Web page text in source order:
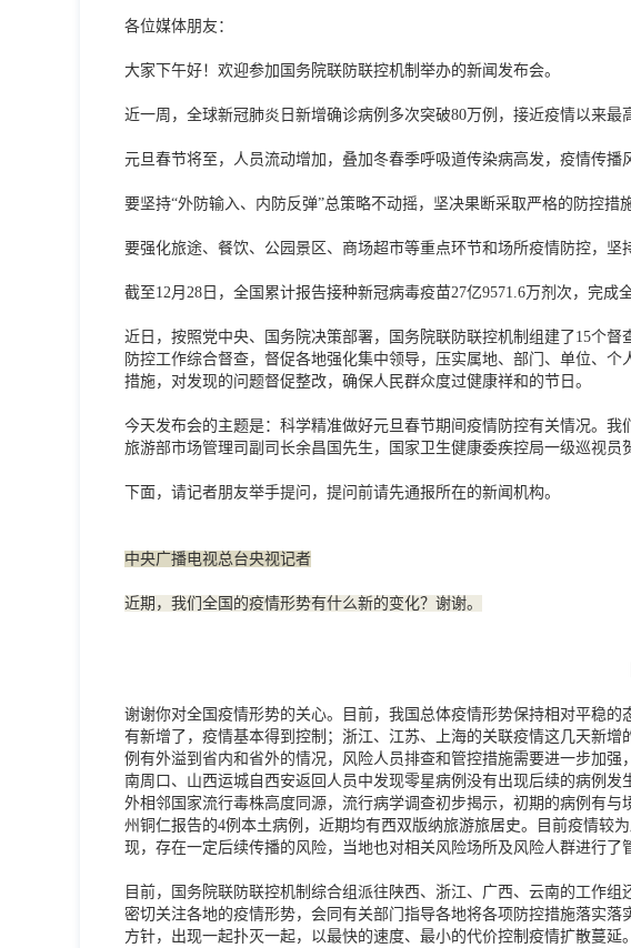
各位媒体朋友：
大家下午好！欢迎参加国务院联防联控机制举办的新闻发布会。
近一周，全球新冠肺炎日新增确诊病例多次突破80万例，接近疫情以来
元旦春节将至，人员流动增加，叠加冬春季呼吸道传染病高发，疫情传播
要坚持“外防输入、内防反弹”总策略不动摇，坚决果断采取严格的防控
要强化旅途、餐饮、公园景区、商场超市等重点环节和场所疫情防控，
截至12月28日，全国累计报告接种新冠病毒疫苗27亿9571.6万剂次，完成
近日，按照党中央、国务院决策部署，国务院联防联控机制组建了15个
防控工作综合督查，督促各地强化集中领导，压实属地、部门、单位、
措施，对发现的问题督促整改，确保人民群众度过健康祥和的节日。
今天发布会的主题是：科学精准做好元旦春节期间疫情防控有关情况。
旅游部市场管理司副司长余昌国先生，国家卫生健康委疾控局一级巡视
下面，请记者朋友举手提问，提问前请先通报所在的新闻机构。
中央广播电视总台央视记者
近期，我们全国的疫情形势有什么新的变化？谢谢。
谢谢你对全国疫情形势的关心。目前，我国总体疫情形势保持相对平稳
有新增了，疫情基本得到控制；浙江、江苏、上海的关联疫情这几天新
例有外溢到省内和省外的情况，风险人员排查和管控措施需要进一步加
南周口、山西运城自西安返回人员中发现零星病例没有出现后续的病例
外相邻国家流行毒株高度同源，流行病学调查初步揭示，初期的病例有
州铜仁报告的4例本土病例，近期均有西双版纳旅游旅居史。目前疫情较
现，存在一定后续传播的风险，当地也对相关风险场所及风险人群进行了
目前，国务院联防联控机制综合组派往陕西、浙江、广西、云南的工作
密切关注各地的疫情形势，会同有关部门指导各地将各项防控措施落实
方针，出现一起扑灭一起，以最快的速度、最小的代价控制疫情扩散蔓延